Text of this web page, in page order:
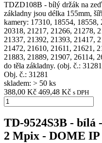
TDZD108B - bílý držák na
základny jsou délka 155mm,
kamery: 17310, 18554, 18558,
20318, 21217, 21266, 21278,
21337, 21392, 21393, 21417,
21472, 21610, 21611, 21621,
21883, 21889, 21907, 26114,
do těla základny. (obj. č.:
Obj. č.: 31281
skladem: > 50 ks
388,00 Kč 469,48 Kč s DPH
TD-9524S3B - bílá
2 Mpix - DOME IP